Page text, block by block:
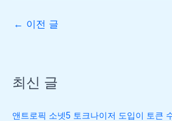
← 이전 글
최신 글
앤트로픽 소넷5 토크나이저 도입이 토큰